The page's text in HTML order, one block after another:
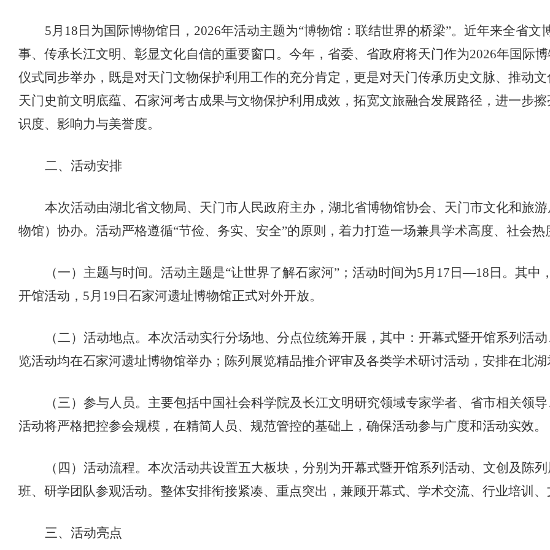
5月18日为国际博物馆日，2026年活动主题为“博物馆：联结世界的桥梁”。近年来全省
事、传承长江文明、彰显文化自信的重要窗口。今年，省委、省政府将天门作为2026年国际
仪式同步举办，既是对天门文物保护利用工作的充分肯定，更是对天门传承历史文脉、推动
天门史前文明底蕴、石家河考古成果与文物保护利用成效，拓宽文旅融合发展路径，进一步
识度、影响力与美誉度。
二、 活动安排
本次活动由湖北省文物局、天门市人民政府主办， 湖北省博物馆协会、 天门市文化和旅
物馆）协办。活动严格遵循“节俭、务实、安全”的原则， 着力打造一场兼具学术高度、社会
（一）主题与时间。 活动主题是“让世界了解石家河”；活动时间为5月17日—18日。 其中
开馆活动， 5月19日石家河遗址博物馆正式对外开放。
（二）活动地点。 本次活动实行分场地、分点位统筹开展，其中：开幕式暨开馆系列活
览活动均在石家河遗址博物馆举办；陈列展览精品推介评审及各类学术研讨活动，安排在北
（三）参与人员。 主要包括中国社会科学院及长江文明研究领域专家学者、省市相关领
活动将严格把控参会规模，在精简人员、规范管控的基础上，确保活动参与广度和活动实效。
（四）活动流程。 本次活动共设置五大板块，分别为开幕式暨开馆系列活动、文创及陈
班、研学团队参观活动。 整体安排衔接紧凑、重点突出，兼顾开幕式、学术交流、行业培训
三、活动亮点